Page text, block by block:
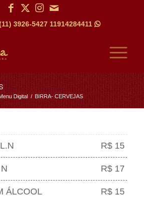
3926-5427 11914284411 
Digital / BIRRA- CERVEJAS
R$ 15
R$ 17
ÁLCOOL R$ 15